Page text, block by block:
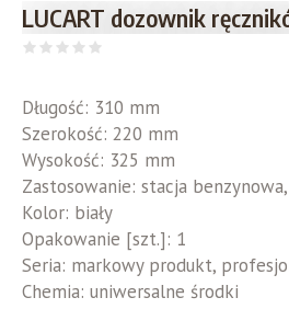
LUCART dozownik
Długość: 310 mm
Szerokość: 220 mm
Wysokość: 325 mm
Zastosowanie: stacja
Kolor: biały
Opakowanie [szt.]: 1
Seria: markowy produkt,
Chemia: uniwersalne środki